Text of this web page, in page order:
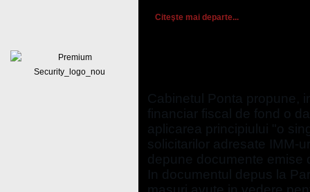
Citeşte mai departe...
Cabinetul Ponta propune,
financiar fiscal de fond o
aplicarea principiului "o
solicitarilor adresate IMM-
depune documente emise
In documentul depus la